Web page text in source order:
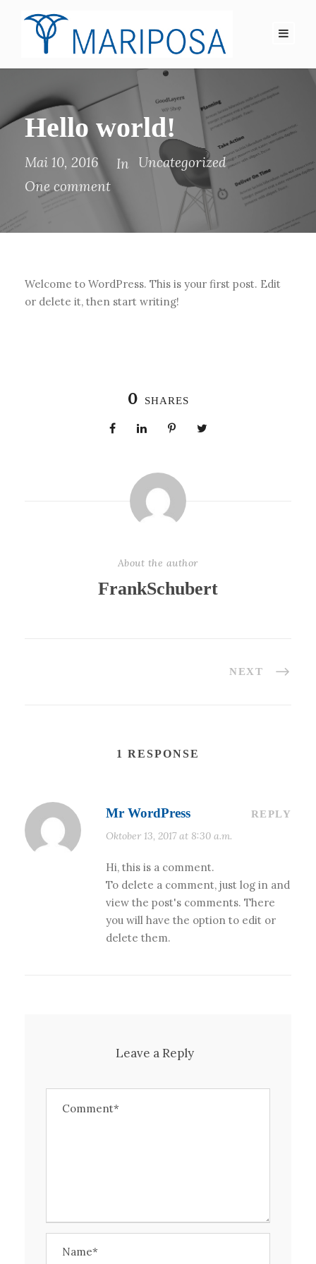
Hello world!
Mai 10, 2016 In Uncategorized
One comment
Welcome to WordPress. This is your first post. Edit
or delete it, then start writing!
0 SHARES
About the author
FrankSchubert
NEXT
1 RESPONSE
Mr WordPress
Oktober 13, 2017 at 8:30 a.m.
REPLY
Hi, this is a comment.
To delete a comment, just log in and
view the post's comments. There
you will have the option to edit or
delete them.
Leave a Reply